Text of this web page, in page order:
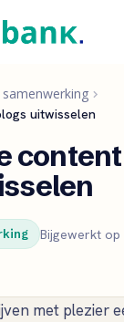
uitwisselen
Bijgewerkt op
met plezier